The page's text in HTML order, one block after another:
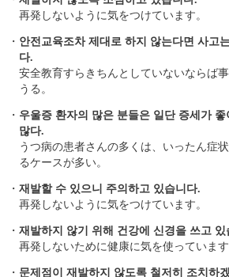
再発しないように気をつけています。
・ 안전교육조차 제대로 하지 않는다면 사고
다.
安全教育すらきちんとしていないならば
うる。
・ 우울증 환자의 많은 분들은 일단 증세가
많다.
うつ病の患者さんの多くは、いったん症
るケースが多い。
・ 재발할 수 있으니 주의하고 있습니다.
再発しないように気をつけています。
・ 재발하지 않기 위해 건강에 신경을 쓰고 있
再発しないために健康に気を使っています
・ 문제점이 재발하지 않도록 철저히 조치하